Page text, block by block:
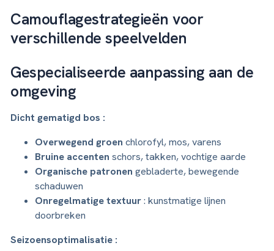
Camouflagestrategieën voor
verschillende speelvelden
Gespecialiseerde aanpassing aan de
omgeving
Dicht gematigd bos :
Overwegend groen chlorofyl, mos, varens
Bruine accenten schors, takken, vochtige aarde
Organische patronen gebladerte, bewegende
schaduwen
Onregelmatige textuur: kunstmatige lijnen
doorbreken
Seizoensoptimalisatie :